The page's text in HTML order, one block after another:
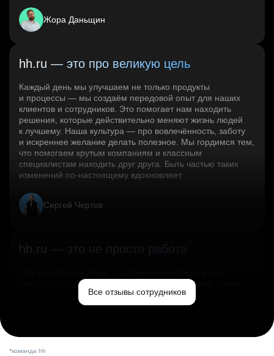
Жора Даньщин
hh.ru — это про великую цель
Каждый день мы улучшаем не только продукты
и процессы — мы создаём передовой опыт для наших
клиентов и сотрудников. Это помогает нам находить
решения, которые действительно меняют жизнь людей
к лучшему. Наша культура — про вовлечённость, заботу
и искреннее желание делать полезное. Мы гордимся тем,
что помогаем крутым компаниям и классным
специалистам находить друг друга. Быть частью таких
изменений по‑настоящему вдохновляет.
Сергей Чертов
hh.ru — это не просто работа
свободы. Мы помогаем миру и создаём лучший сервис
по поиску работы в стране.Все отзывы сотрудников
*команда hh